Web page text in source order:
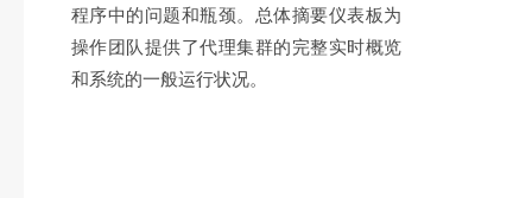
程序中的问题和瓶颈。总体摘要仪表板为
操作团队提供了代理集群的完整实时概览
和系统的一般运行状况。